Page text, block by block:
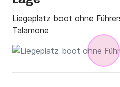
Liegeplatz boot ohne
Talamone